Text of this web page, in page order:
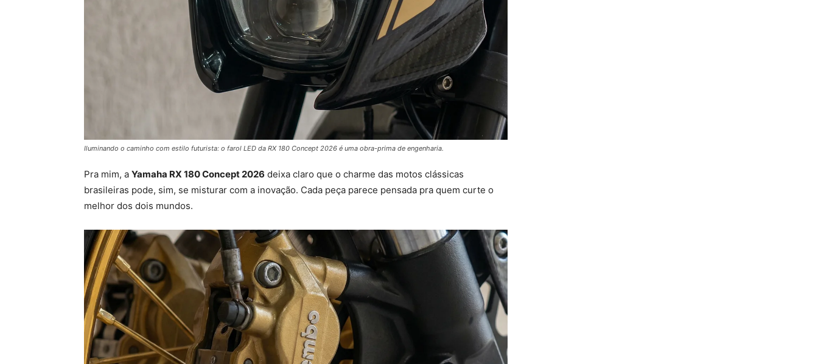
Iluminando o caminho com estilo futurista: o farol LED da RX 180 Concept 2026 é uma obra-prima de engenharia.
Pra mim, a Yamaha RX 180 Concept 2026 deixa claro que o charme das motos clássicas
brasileiras pode, sim, se misturar com a inovação. Cada peça parece pensada pra quem curte o
melhor dos dois mundos.